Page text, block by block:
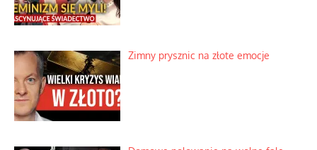
Zimny prysznic na złote emocje